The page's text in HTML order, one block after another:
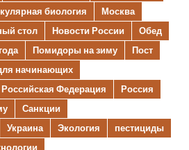
биология
Москва
стол Новости России
Обед
Помидоры на зиму
Пост
начинающих
Российская Федерация
Россия
Санкции
Украина Экология
пестициды